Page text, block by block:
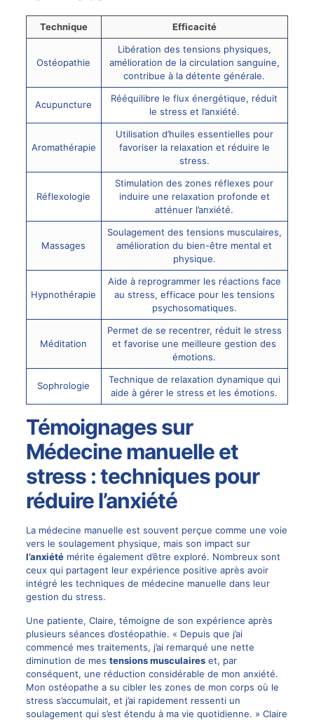
Technique Efficacité
Ostéopathie
Libération des tensions physiques,
amélioration de la circulation sanguine,
contribue à la détente générale.
Acupuncture
Rééquilibre le flux énergétique, réduit
le stress et l’anxiété.
Aromathérapie
Utilisation d’huiles essentielles pour
favoriser la relaxation et réduire le
stress.
Réflexologie
Stimulation des zones réflexes pour
induire une relaxation profonde et
atténuer l’anxiété.
Massages
Soulagement des tensions musculaires,
amélioration du bien-être mental et
physique.
Hypnothérapie
Aide à reprogrammer les réactions face
au stress, efficace pour les tensions
psychosomatiques.
Méditation
Permet de se recentrer, réduit le stress
et favorise une meilleure gestion des
émotions.
Sophrologie
Technique de relaxation dynamique qui
aide à gérer le stress et les émotions.
Témoignages sur
Médecine manuelle et
stress : techniques pour
réduire l’anxiété
La médecine manuelle est souvent perçue comme une voie
vers le soulagement physique, mais son impact sur
l’anxiétémérite également d’être exploré. Nombreux sont
ceux qui partagent leur expérience positive après avoir
intégré les techniques de médecine manuelle dans leur
gestion du stress.
Une patiente, Claire, témoigne de son expérience après
plusieurs séances d’ostéopathie. « Depuis que j’ai
commencé mes traitements, j’ai remarqué une nette
diminution de mes tensions musculaireset, par
conséquent, une réduction considérable de mon anxiété.
Mon ostéopathe a su cibler les zones de mon corps où le
stress s’accumulait, et j’ai rapidement ressenti un
soulagement qui s’est étendu à ma vie quotidienne. » Claire